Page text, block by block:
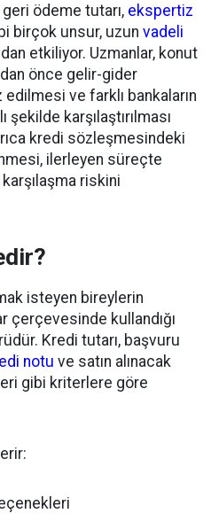
geri ödeme tutarı, ekspertiz
birçok unsur, uzun vadeli
etkiliyor. Uzmanlar, konut
önce gelir-gider
ve farklı bankaların
şekilde karşılaştırılması
kredi sözleşmesindeki
ilerleyen süreçte
riskini
isteyen bireylerin
çerçevesinde kullandığı
Kredi tutarı, başvuru
notu ve satın alınacak
gibi kriterlere göre